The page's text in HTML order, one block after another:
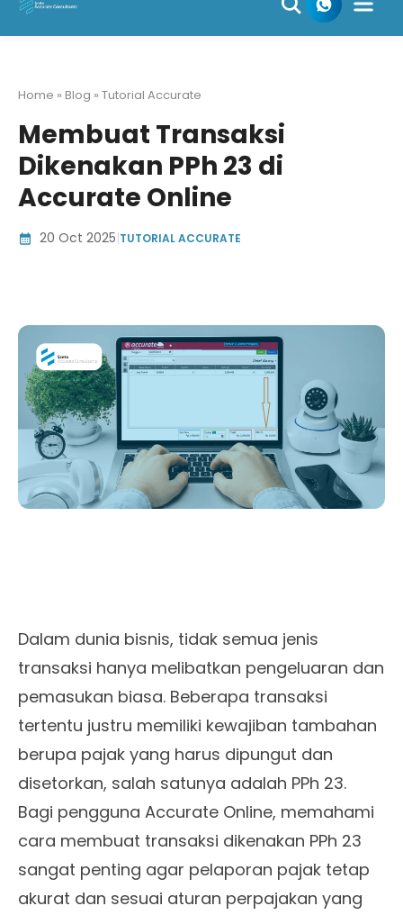
Skip
Home » Blog » Tutorial Accurate
Membuat Transaksi
Dikenakan PPh 23 di
Accurate Online
20 Oct 2025|TUTORIAL ACCURATE
Dalam dunia bisnis, tidak semua jenis
transaksi hanya melibatkan pengeluaran dan
pemasukan biasa. Beberapa transaksi
tertentu justru memiliki kewajiban tambahan
berupa pajak yang harus dipungut dan
disetorkan, salah satunya adalah PPh 23.
Bagi pengguna Accurate Online, memahami
cara membuat transaksi dikenakan PPh 23
sangat penting agar pelaporan pajak tetap
akurat dan sesuai aturan perpajakan yang